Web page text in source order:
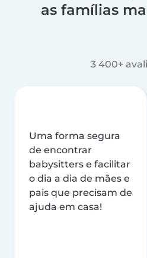
as famílias
3 400+
Uma forma segura
de encontrar
babysitters e facilitar
o dia a dia de mães e
pais que precisam de
ajuda em casa!